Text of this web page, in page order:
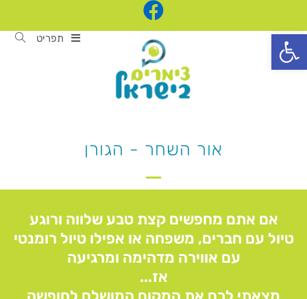
פתח סרגל נגישות תפריט
אור השחר - הגורן
אם אתם מחפשים קצת טבע שלווה ורוגע
טיול עם חברים, משפחה או אפילו טיול רומנטי
עם אווירה מדהימה ומרגיעה
אז...